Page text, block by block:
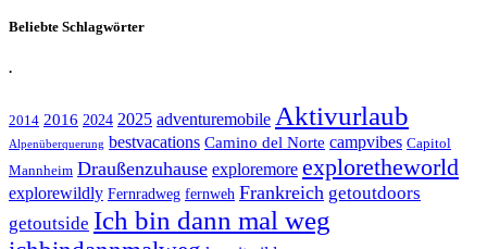
Beliebte Schlagwörter
.
2014 2016 2024 2025 adventuremobile Aktivurlaub
Alpenüberquerung bestvacations Camino del Norte campvibes Capitol
Mannheim Draußenzuhause exploremore exploretheworld
explorewildly Fernradweg fernweh Frankreich getoutdoors
getoutside Ich bin dann mal weg